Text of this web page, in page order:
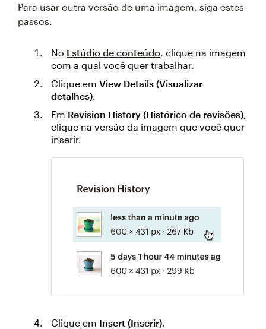
Para usar outra versão de uma imagem, siga estes
passos.
No Estúdio de conteúdo, clique na imagem
com a qual você quer trabalhar.
Clique em View Details (Visualizar
detalhes).
Em Revision History (Histórico de revisões),
clique na versão da imagem que você quer
inserir.
Clique em Insert (Inserir).